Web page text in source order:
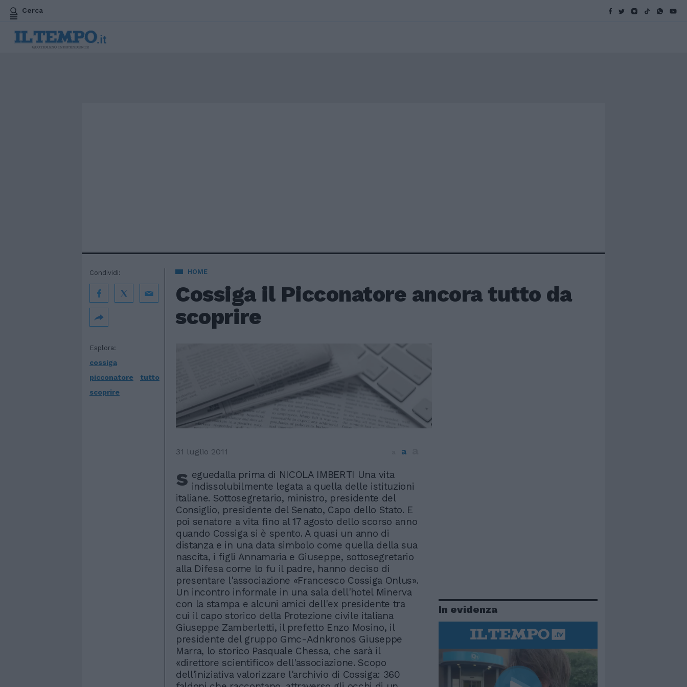
Cerca
HOME
Cossiga il Picconatore ancora tutto da
scoprire
Esplora:
cossiga
picconatore
tutto
scoprire
Condividi:
31 luglio 2011 a
s eguedalla prima di NICOLA IMBERTI Una vita
indissolubilmente legata a quella delle istituzioni
italiane. Sottosegretario, ministro, presidente del
Consiglio, presidente del Senato, Capo dello Stato. E
poi senatore a vita fino al 17 agosto dello scorso anno
quando Cossiga si è spento. A quasi un anno di
distanza e in una data simbolo come quella della sua
nascita, i figli Annamaria e Giuseppe, sottosegretario
alla Difesa come lo fu il padre, hanno deciso di
presentare l'associazione «Francesco Cossiga Onlus».
Un incontro informale in una sala dell'hotel Minerva
con la stampa e alcuni amici dell'ex presidente tra
cui il capo storico della Protezione civile italiana
Giuseppe Zamberletti, il prefetto Enzo Mosino, il
presidente del gruppo Gmc-Adnkronos Giuseppe
Marra, lo storico Pasquale Chessa, che sarà il
«direttore scientifico» dell'associazione. Scopo
dell'iniziativa valorizzare l'archivio di Cossiga: 360
In evidenza